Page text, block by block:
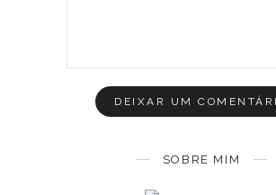
SOBRE MIM